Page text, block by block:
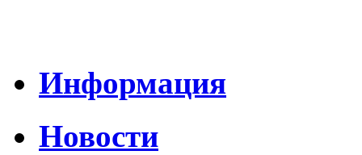
Информация
Новости